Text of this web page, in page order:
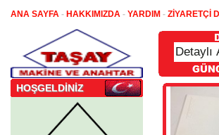
ANA SAYFA - HAKKIMIZDA - YARDIM - ZİYARETÇİ
HOŞGELDİNİZ